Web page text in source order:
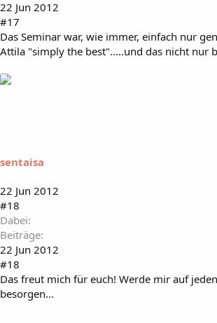
22 Jun 2012
#17
Das Seminar war, wie immer, einfach nur
Attila "simply the best".....und das nicht nur
sentaisa
22 Jun 2012
#18
Dabei
Beiträge
22 Jun 2012
#18
Das freut mich für euch! Werde mir auf
besorgen...